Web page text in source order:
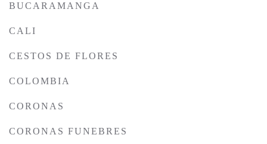
BUCARAMANGA
CALI
CESTOS DE FLORES
COLOMBIA
CORONAS
CORONAS FUNEBRES